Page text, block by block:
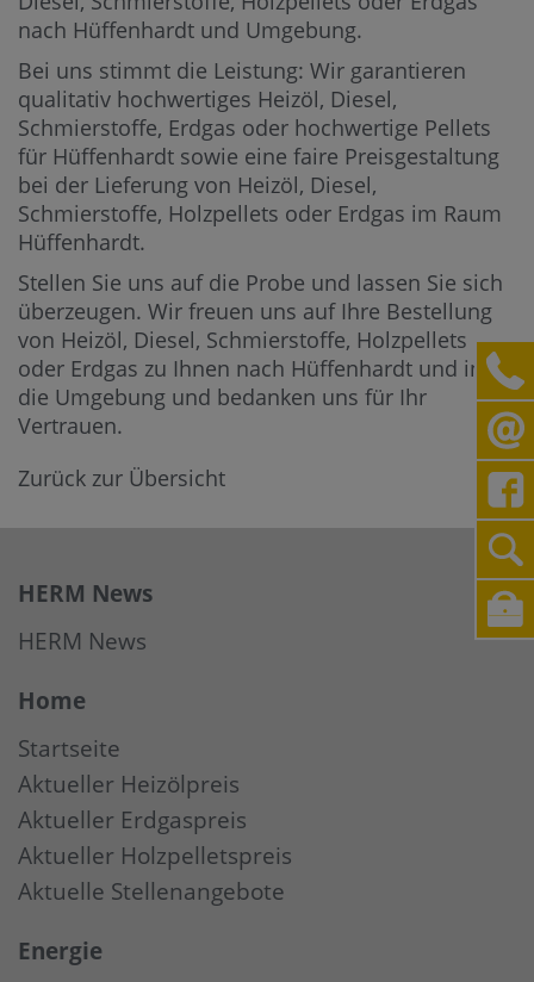
nach Hüffenhardt und Umgebung.
Bei uns stimmt die Leistung: Wir garantieren
qualitativ hochwertiges Heizöl, Diesel,
Schmierstoffe, Erdgas oder hochwertige Pellets
für Hüffenhardt sowie eine faire Preisgestaltung
bei der Lieferung von Heizöl, Diesel,
Schmierstoffe, Holzpellets oder Erdgas im Raum
Hüffenhardt.
Stellen Sie uns auf die Probe und lassen Sie sich
überzeugen. Wir freuen uns auf Ihre Bestellung
von Heizöl, Diesel, Schmierstoffe, Holzpellets
oder Erdgas zu Ihnen nach Hüffenhardt und in
die Umgebung und bedanken uns für Ihr
Vertrauen.
Zurück zur Übersicht
HERM News
HERM News
Home
Startseite
Aktueller Heizölpreis
Aktueller Erdgaspreis
Aktueller Holzpelletspreis
Aktuelle Stellenangebote
Energie